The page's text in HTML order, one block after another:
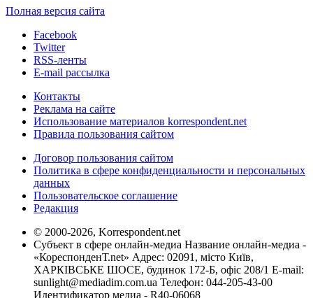
Полная версия сайта
Facebook
Twitter
RSS-ленты
E-mail рассылка
Контакты
Реклама на сайте
Использование материалов korrespondent.net
Правила пользования сайтом
Договор пользования сайтом
Политика в сфере конфиденциальности и персональных
данных
Пользовательское соглашение
Редакция
© 2000-2026, Korrespondent.net
Субъект в сфере онлайн-медиа Название онлайн-медиа -
«КореспонденТ.net» Адрес: 02091, місто Київ,
ХАРКІВСЬКЕ ШОСЕ, будинок 172-Б, офіс 208/1 E-mail:
sunlight@mediadim.com.ua Телефон: 044-205-43-00
Идентификатор медиа - R40-06068